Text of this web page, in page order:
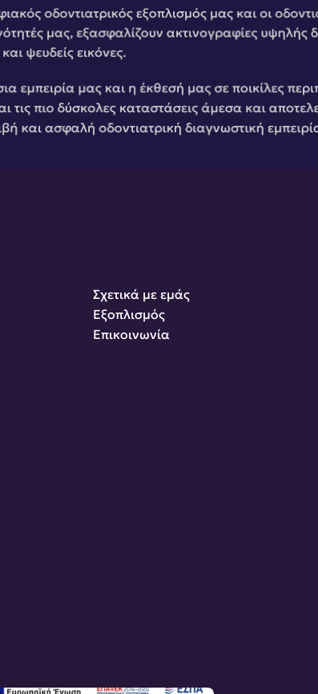
οδοντιατρικός εξοπλισμός μας και οι
μας, εξασφαλίζουν ακτινογραφίες
ψευδείς εικόνες.
εμπειρία μας και η έκθεσή μας σε ποικίλες
τις πιο δύσκολες καταστάσεις άμεσα και
και ασφαλή οδοντιατρική διαγνωστική
Σχετικά με εμάς
Εξοπλισμός
Επικοινωνία